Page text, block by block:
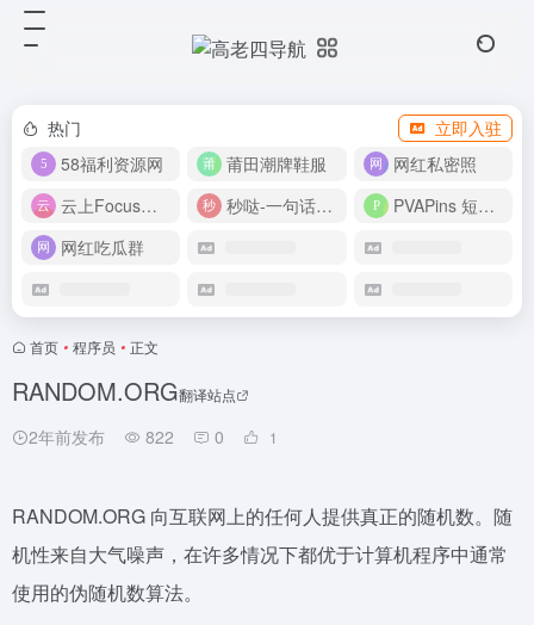
热门
立即入驻
58福利资源网
莆田潮牌鞋服
网红私密照
云上Focus接码平台
秒哒-一句话做应用
PVAPins 短信接码平台
网红吃瓜群
首页 • 程序员 • 正文
RANDOM.ORG翻译站点
2年前发布 822 0 1
RANDOM.ORG 向互联网上的任何人提供真正的随机数。随
机性来自大气噪声，在许多情况下都优于计算机程序中通常
使用的伪随机数算法。